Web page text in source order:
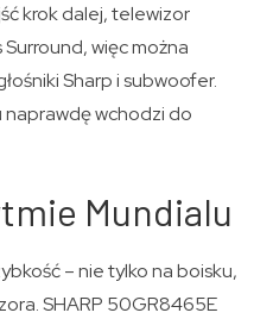
krok dalej, telewizor
więc można
Sharp i subwoofer.
wchodzi do
Mundialu
– nie tylko na boisku,
SHARP 50GR8465E